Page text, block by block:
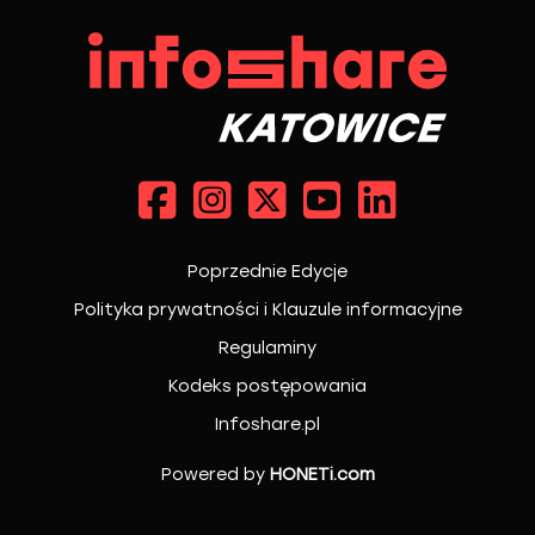
Poprzednie Edycje
Polityka prywatności i Klauzule informacyjne
Regulaminy
Kodeks postępowania
Infoshare.pl
Powered by HONETi.com